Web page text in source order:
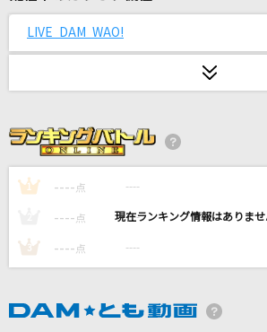
一期一会
サイレントマジョリティー
アイノカタチ feat.HIDE(GReeeeN)
Misia
山口百恵
GLAY
LIVE DAM WAO!
1 ---- 点 ----
---- 点 ----
3 ---- 点 ----